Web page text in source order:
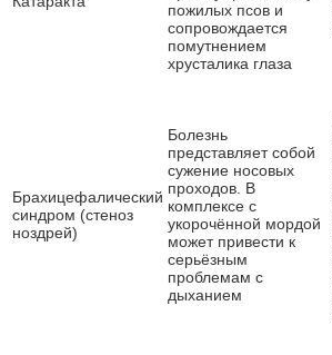
пожилых псов и
сопровождается
помутнением
хрусталика глаза
Брахицефалический
синдром (стеноз
ноздрей)
Болезнь
представляет собой
сужение носовых
проходов. В
комплексе с
укорочённой мордой
может привести к
серьёзным
проблемам с
дыханием